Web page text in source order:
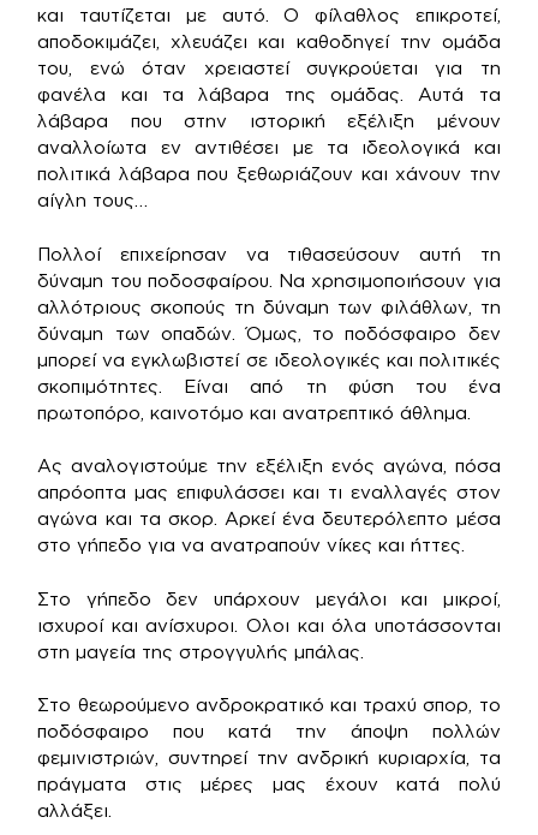
και ταυτίζεται με αυτό. Ο φίλαθλος επικροτεί,
αποδοκιμάζει, χλευάζει και καθοδηγεί την ομάδα
του, ενώ όταν χρειαστεί συγκρούεται για τη
φανέλα και τα λάβαρα της ομάδας. Αυτά τα
λάβαρα που στην ιστορική εξέλιξη μένουν
αναλλοίωτα εν αντιθέσει με τα ιδεολογικά και
πολιτικά λάβαρα που ξεθωριάζουν και χάνουν την
αίγλη τους…
Πολλοί επιχείρησαν να τιθασεύσουν αυτή τη
δύναμη του ποδοσφαίρου. Να χρησιμοποιήσουν για
αλλότριους σκοπούς τη δύναμη των φιλάθλων, τη
δύναμη των οπαδών. Όμως, το ποδόσφαιρο δεν
μπορεί να εγκλωβιστεί σε ιδεολογικές και πολιτικές
σκοπιμότητες. Είναι από τη φύση του ένα
πρωτοπόρο, καινοτόμο και ανατρεπτικό άθλημα.
Ας αναλογιστούμε την εξέλιξη ενός αγώνα, πόσα
απρόοπτα μας επιφυλάσσει και τι εναλλαγές στον
αγώνα και τα σκορ. Αρκεί ένα δευτερόλεπτο μέσα
στο γήπεδο για να ανατραπούν νίκες και ήττες.
Στο γήπεδο δεν υπάρχουν μεγάλοι και μικροί,
ισχυροί και ανίσχυροι. Ολοι και όλα υποτάσσονται
στη μαγεία της στρογγυλής μπάλας.
Στο θεωρούμενο ανδροκρατικό και τραχύ σπορ, το
ποδόσφαιρο που κατά την άποψη πολλών
φεμινιστριών, συντηρεί την ανδρική κυριαρχία, τα
πράγματα στις μέρες μας έχουν κατά πολύ
αλλάξει.